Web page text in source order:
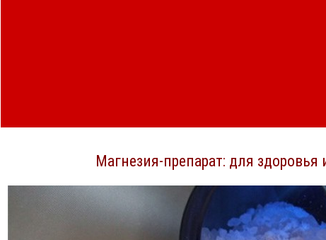
Магнезия-препарат: для здоровья